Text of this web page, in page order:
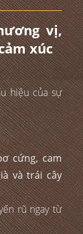
vị,
xúc
hiệu của sự
cứng, cam
và trái cây
rũ ngay từ